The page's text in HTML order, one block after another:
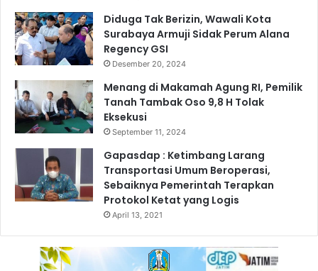
U
N
A
e
s
k
Diduga Tak Berizin, Wawali Kota
Surabaya Armuji Sidak Perum Alana
Regency GSI
Desember 20, 2024
Menang di Makamah Agung RI, Pemilik
Tanah Tambak Oso 9,8 H Tolak
Eksekusi
September 11, 2024
Gapasdap : Ketimbang Larang
Transportasi Umum Beroperasi,
Sebaiknya Pemerintah Terapkan
Protokol Ketat yang Logis
April 13, 2021